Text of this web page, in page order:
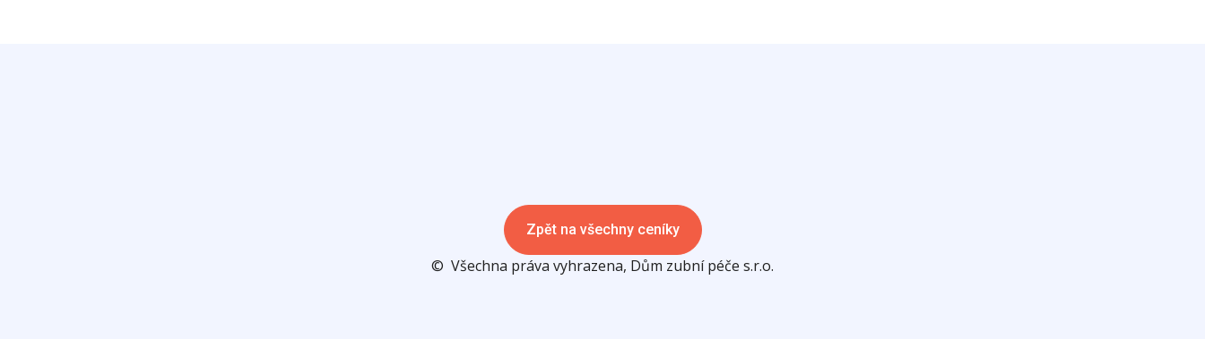
Zpět na všechny ceníky
© Všechna práva vyhrazena, Dům zubní péče s.r.o.